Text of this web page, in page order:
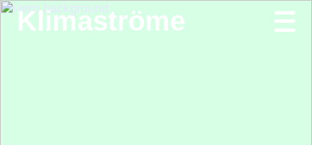
Klimaströme